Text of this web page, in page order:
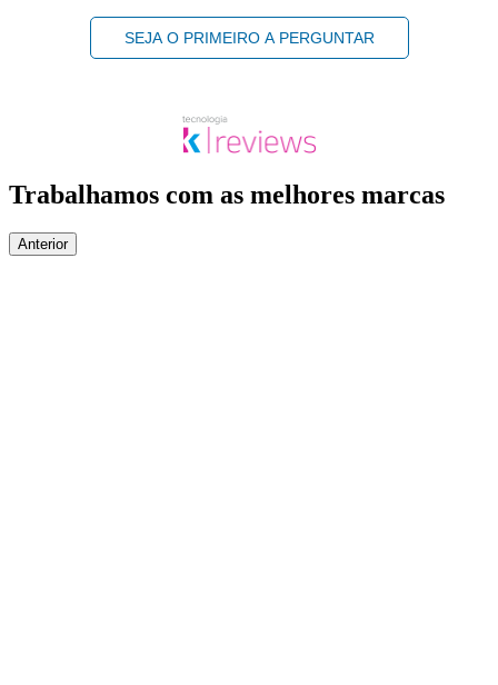
SEJA O PRIMEIRO A PERGUNTAR
Trabalhamos com as melhores marcas
Anterior